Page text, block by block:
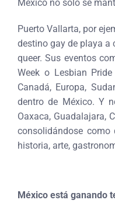
México no solo se
Puerto Vallarta, por
destino gay de playa a
queer. Sus eventos
Week o Lesbian
Canadá, Europa,
dentro de México. Y
Oaxaca, Guadalajara,
consolidándose como
historia, arte,
México está ganando